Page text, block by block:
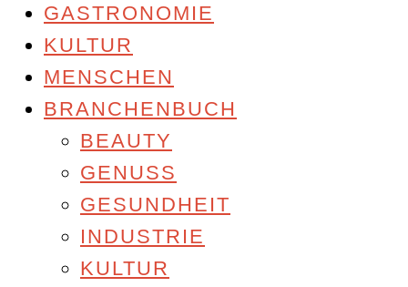
GASTRONOMIE
KULTUR
MENSCHEN
BRANCHENBUCH
BEAUTY
GENUSS
GESUNDHEIT
INDUSTRIE
KULTUR